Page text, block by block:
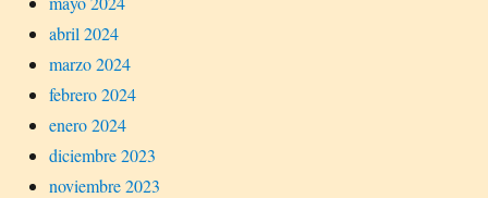
abril 2024
marzo 2024
febrero 2024
enero 2024
diciembre 2023
noviembre 2023